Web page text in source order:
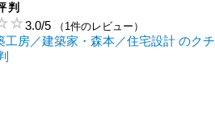
判
3.0/5 （1件のレビュー）
工房／建築家・森本／住宅設計 のクチ